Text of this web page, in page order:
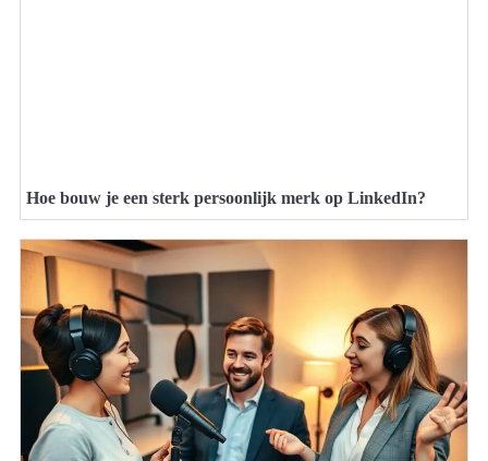
Hoe bouw je een sterk persoonlijk merk op LinkedIn?